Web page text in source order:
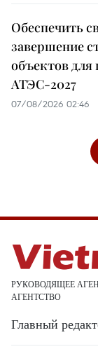
Обеспечить
завершение
объектов для
АТЭС-2027
07/08/2026 02:46
РУКОВОДЯЩЕЕ
АГЕНТСТВО
Главный